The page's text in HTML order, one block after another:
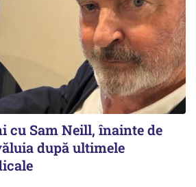
cu Sam Neill, înainte de
după ultimele